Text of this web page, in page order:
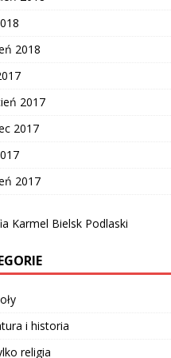
2018
2017
2017
2017
Karmel Bielsk Podlaski
i historia
religia